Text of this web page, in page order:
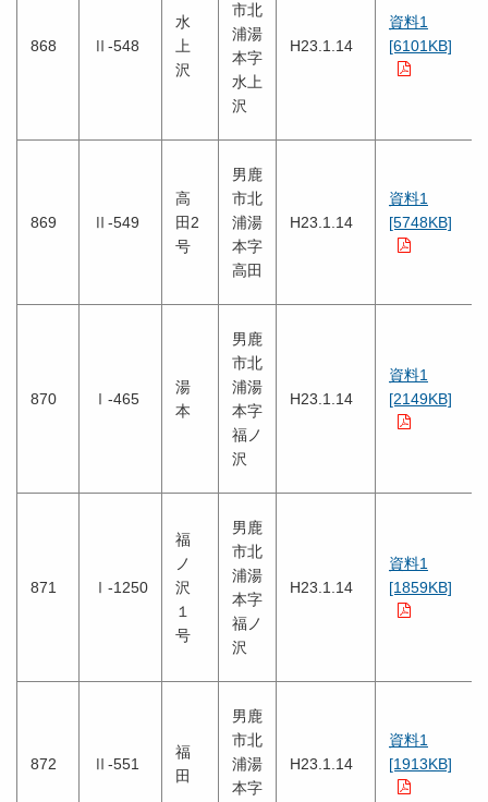
868 Ⅱ-548
水
上
沢
市北
浦湯
本字
水上
沢
H23.1.14
資料1
[6101KB]
869 Ⅱ-549
高
田2
号
男鹿
市北
浦湯
本字
高田
H23.1.14
資料1
[5748KB]
870 Ⅰ-465
湯
本
男鹿
市北
浦湯
本字
福ノ
沢
H23.1.14
資料1
[2149KB]
871 Ⅰ-1250
福
ノ
沢
１
号
男鹿
市北
浦湯
本字
福ノ
沢
H23.1.14
資料1
[1859KB]
872 Ⅱ-551
福
田
男鹿
市北
浦湯
本字
H23.1.14
資料1
[1913KB]